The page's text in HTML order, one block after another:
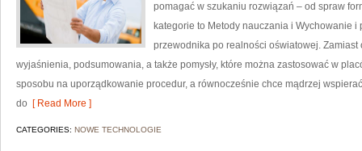
pomagać w szukaniu rozwiązań – od spraw
kategorie to Metody nauczania i Wychowanie
przewodnika po realności oświatowej.
wyjaśnienia, podsumowania, a także pomysły, które można zastosować w
sposobu na uporządkowanie procedur, a równocześnie chce mądrzej
do [ Read More ]
CATEGORIES: NOWE TECHNOLOGIE